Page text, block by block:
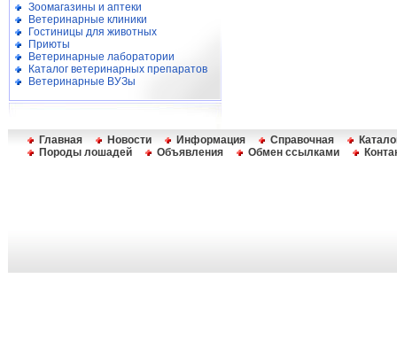
Зоомагазины и аптеки
Ветеринарные клиники
Гостиницы для животных
Приюты
Ветеринарные лаборатории
Каталог ветеринарных препаратов
Ветеринарные ВУЗы
Главная Новости Информация Справочная
Породы лошадей
Объявления Обмен ссылками